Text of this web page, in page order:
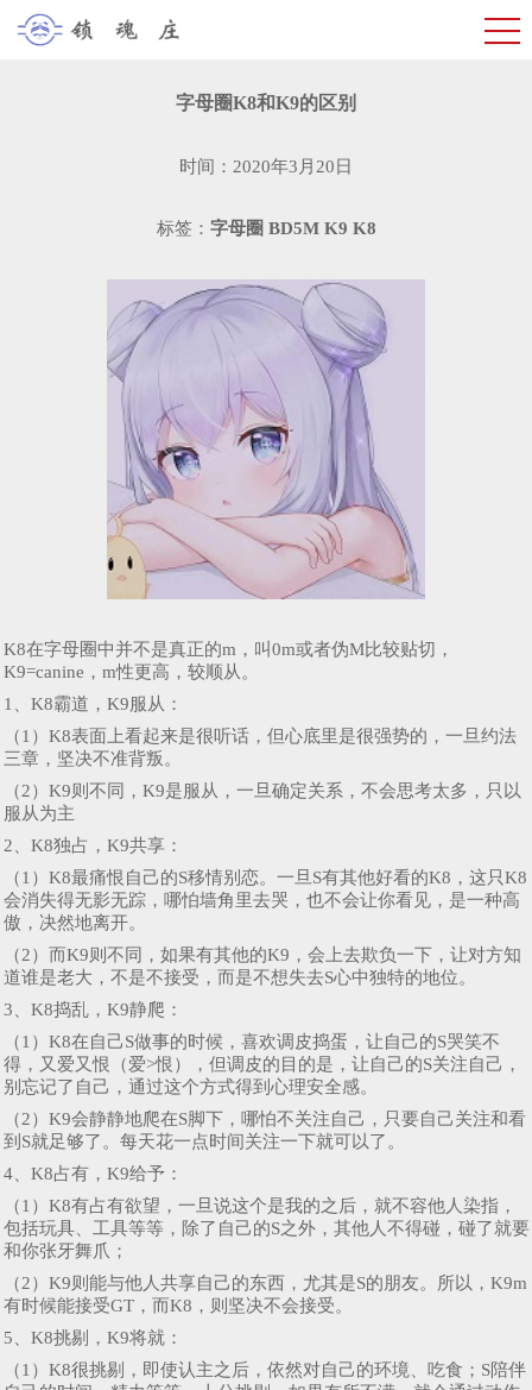
字母圈K8和K9的区别
时间：2020年3月20日
标签： 字母圈 BD5M K9 K8
K8在字母圈中并不是真正的m，叫0m或者伪M比较贴切，
K9=canine，m性更高，较顺从。
1、K8霸道，K9服从：
（1）K8表面上看起来是很听话，但心底里是很强势的，一旦约法
三章，坚决不准背叛。
（2）K9则不同，K9是服从，一旦确定关系，不会思考太多，只以
服从为主
2、K8独占，K9共享：
（1）K8最痛恨自己的S移情别恋。一旦S有其他好看的K8，这只K8
会消失得无影无踪，哪怕墙角里去哭，也不会让你看见，是一种高
傲，决然地离开。
（2）而K9则不同，如果有其他的K9，会上去欺负一下，让对方知
道谁是老大，不是不接受，而是不想失去S心中独特的地位。
3、K8捣乱，K9静爬：
（1）K8在自己S做事的时候，喜欢调皮捣蛋，让自己的S哭笑不
得，又爱又恨（爱>恨），但调皮的目的是，让自己的S关注自己，
别忘记了自己，通过这个方式得到心理安全感。
（2）K9会静静地爬在S脚下，哪怕不关注自己，只要自己关注和看
到S就足够了。每天花一点时间关注一下就可以了。
4、K8占有，K9给予：
（1）K8有占有欲望，一旦说这个是我的之后，就不容他人染指，
包括玩具、工具等等，除了自己的S之外，其他人不得碰，碰了就要
和你张牙舞爪；
（2）K9则能与他人共享自己的东西，尤其是S的朋友。所以，K9m
有时候能接受GT，而K8，则坚决不会接受。
5、K8挑剔，K9将就：
（1）K8很挑剔，即使认主之后，依然对自己的环境、吃食；S陪伴